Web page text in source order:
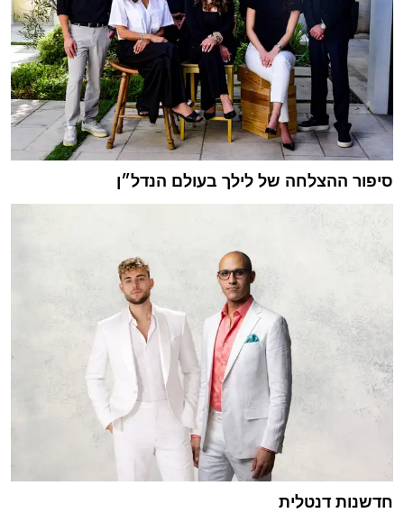
סיפור ההצלחה של לילך בעולם הנדל״ן
חדשנות דנטלית